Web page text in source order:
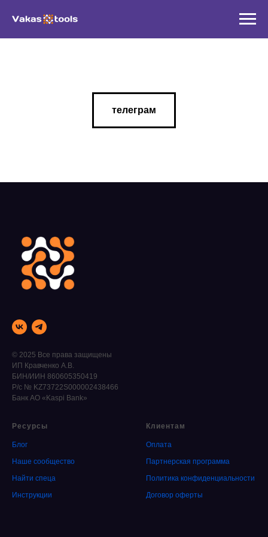
телеграм
© 2025 Все права защищены
ИП Кравченко А.В.
БИН/ИИН 860605350419
Р/с № KZ73722S000002438466
Банк АО «Kaspi Bank»
Ресурсы
Блог
Наше сообщество
Найти спеца
Инструкции
Клиентам
Оплата
Партнерская программа
Политика конфиденциальности
Договор оферты